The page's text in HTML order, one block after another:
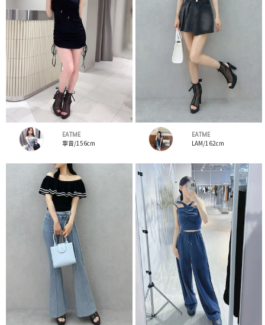
EATME
寧音/156cm
EATME
LAM/162cm